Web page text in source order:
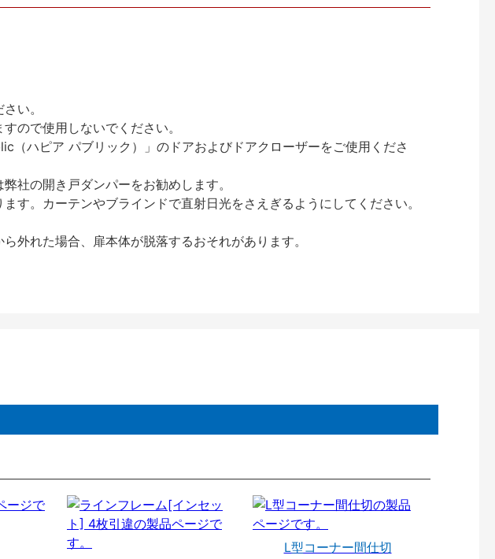
い。
ので使用しないでください。
ハピア パブリック）」のドアおよびドアクローザーをご使用くださ
社の開き戸ダンパーをお勧めします。
。カーテンやブラインドで直射日光をさえぎるようにしてください。
外れた場合、扉本体が脱落するおそれがあります。
L型コーナー間仕切